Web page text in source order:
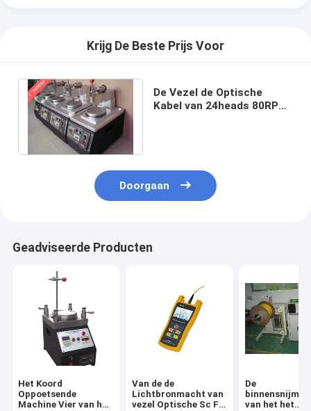
Krijg De Beste Prijs Voor
De Vezel de Optische
Kabel van 24heads 80RPM
Doorgaan
Geadviseerde Producten
Het Koord
Oppoetsende
Machine Vier van het
Van de de
Lichtbronmacht van
vezel Optische Sc FC
De
van het het